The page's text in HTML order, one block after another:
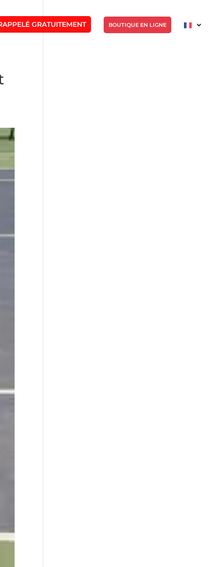
GRATUITEMENT BOUTIQUE EN LIGNE